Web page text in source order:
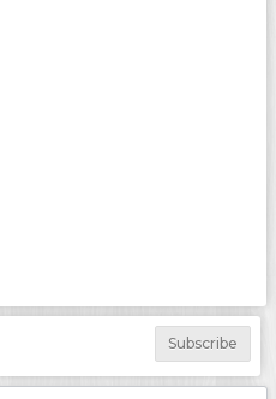
Subscribe